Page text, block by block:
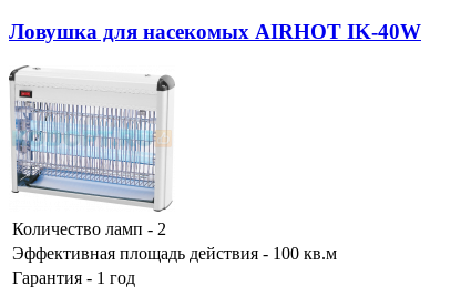
Ловушка для насекомых AIRHOT IK-40W
Количество ламп - 2
Эффективная площадь действия - 100 кв.м
Гарантия - 1 год